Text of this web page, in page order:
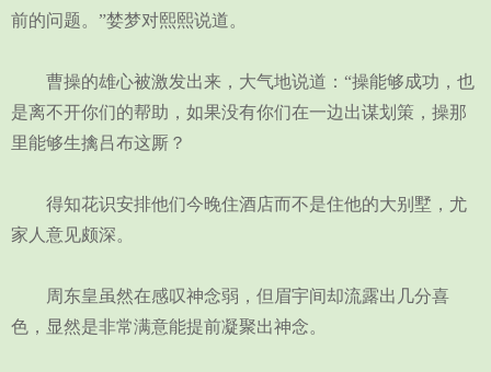
前的问题。”婪梦对熙熙说道。
曹操的雄心被激发出来，大气地说道：“操能够成功，也
是离不开你们的帮助，如果没有你们在一边出谋划策，操那
里能够生擒吕布这厮？
得知花识安排他们今晚住酒店而不是住他的大别墅，尤
家人意见颇深。
周东皇虽然在感叹神念弱，但眉宇间却流露出几分喜
色，显然是非常满意能提前凝聚出神念。